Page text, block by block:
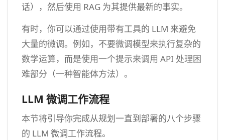
话），然后使用 RAG 为其提供最新的事实。
有时，你可以通过使用带有工具的 LLM 来避免
大量的微调。例如，不要微调模型来执行复杂的
数学运算，而是使用一个提示来调用 API 处理困
难部分（一种智能体方法）。
LLM 微调工作流程
本节将引导你完成从规划一直到部署的八个步骤
的 LLM 微调工作流程。